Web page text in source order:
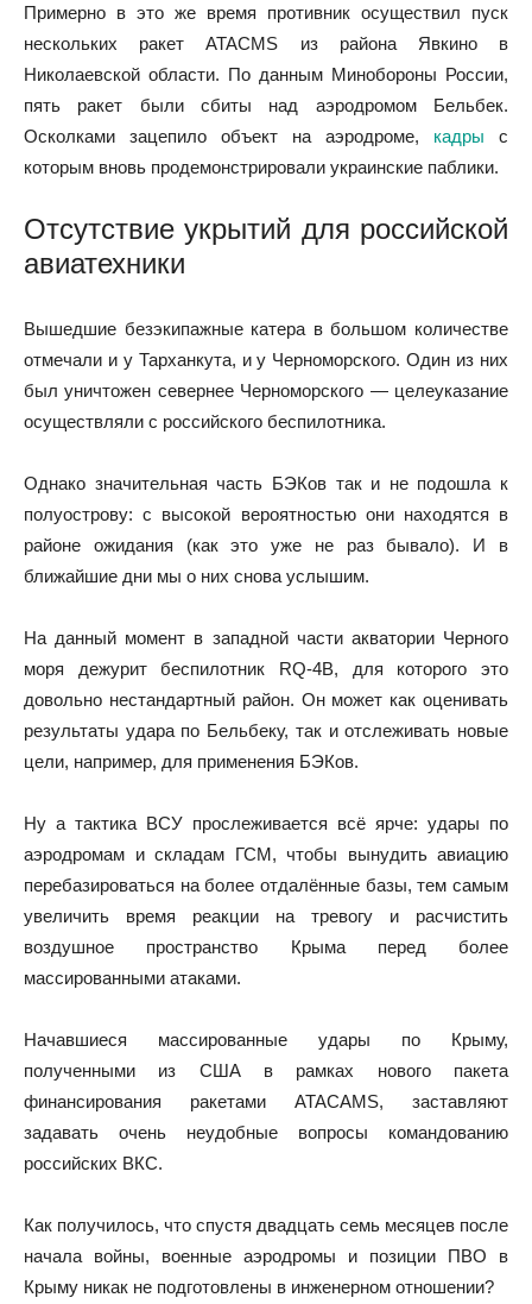
Примерно в это же время противник осуществил пуск
нескольких ракет ATACMS из района Явкино в
Николаевской области. По данным Минобороны России,
пять ракет были сбиты над аэродромом Бельбек.
Осколками зацепило объект на аэродроме, кадры с
которым вновь продемонстрировали украинские паблики.
Отсутствие укрытий для российской
авиатехники
Вышедшие безэкипажные катера в большом количестве
отмечали и у Тарханкута, и у Черноморского. Один из них
был уничтожен севернее Черноморского — целеуказание
осуществляли с российского беспилотника.
Однако значительная часть БЭКов так и не подошла к
полуострову: с высокой вероятностью они находятся в
районе ожидания (как это уже не раз бывало). И в
ближайшие дни мы о них снова услышим.
На данный момент в западной части акватории Черного
моря дежурит беспилотник RQ-4B, для которого это
довольно нестандартный район. Он может как оценивать
результаты удара по Бельбеку, так и отслеживать новые
цели, например, для применения БЭКов.
Ну а тактика ВСУ прослеживается всё ярче: удары по
аэродромам и складам ГСМ, чтобы вынудить авиацию
перебазироваться на более отдалённые базы, тем самым
увеличить время реакции на тревогу и расчистить
воздушное пространство Крыма перед более
массированными атаками.
Начавшиеся массированные удары по Крыму,
полученными из США в рамках нового пакета
финансирования ракетами ATACAMS, заставляют
задавать очень неудобные вопросы командованию
российских ВКС.
Как получилось, что спустя двадцать семь месяцев после
начала войны, военные аэродромы и позиции ПВО в
Крыму никак не подготовлены в инженерном отношении?